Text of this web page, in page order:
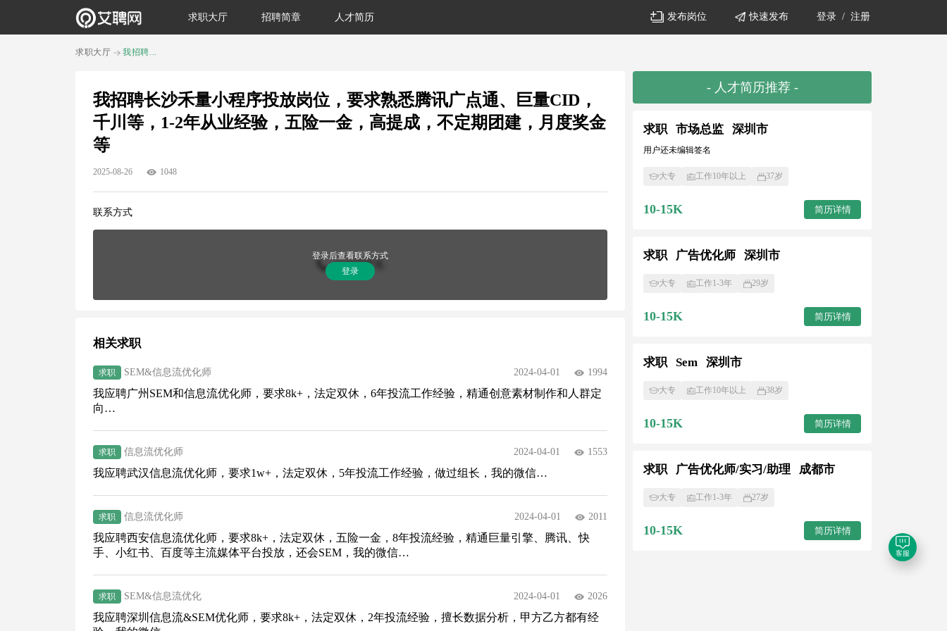
求职大厅 招聘简章 人才简历 发布岗位 快速发布 登录 / 注册
求职大厅 我招聘...
我招聘长沙禾量小程序投放岗位，要求熟悉腾讯广点通、巨量CID，
千川等，1-2年从业经验，五险一金，高提成，不定期团建，月度奖金
等
2025-08-26 1048
联系方式
认证后可见
登录后查看联系方式
登录
相关求职
求职 SEM&信息流优化师 2024-04-01 1994
我应聘广州SEM和信息流优化师，要求8k+，法定双休，6年投流工作经验，精通创意素材制作和人群定
向…
求职 信息流优化师 2024-04-01 1553
我应聘武汉信息流优化师，要求1w+，法定双休，5年投流工作经验，做过组长，我的微信…
求职 信息流优化师 2024-04-01 2011
我应聘西安信息流优化师，要求8k+，法定双休，五险一金，8年投流经验，精通巨量引擎、腾讯、快
手、小红书、百度等主流媒体平台投放，还会SEM，我的微信…
求职 SEM&信息流优化 2024-04-01 2026
我应聘深圳信息流&SEM优化师，要求8k+，法定双休，2年投流经验，擅长数据分析，甲方乙方都有经
- 人才简历推荐 -
求职 市场总监 深圳市
用户还未编辑签名
大专 工作10年以上 37岁
10-15K 简历详情
求职 广告优化师 深圳市
大专 工作1-3年 29岁
10-15K 简历详情
求职 Sem 深圳市
大专 工作10年以上 38岁
10-15K 简历详情
求职 广告优化师/实习/助理 成都市
大专 工作1-3年 27岁
10-15K 简历详情
客服